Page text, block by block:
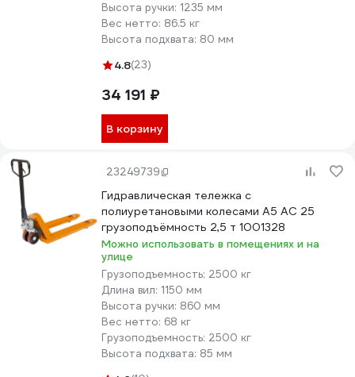
Высота ручки: 1235 мм
Вес нетто: 86.5 кг
Высота подхвата: 80 мм
4.8(23)
34 191 ₽
В корзину
23249739
Гидравлическая тележка с
полиуретановыми колесами А5 AC 25
грузоподъёмность 2,5 т 1001328
Можно использовать в помещениях и на
улице
Грузоподъемность: 2500 кг
Длина вил: 1150 мм
Высота ручки: 860 мм
Вес нетто: 68 кг
Грузоподъемность: 2500 кг
Высота подхвата: 85 мм